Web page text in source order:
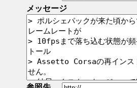
メッセージ